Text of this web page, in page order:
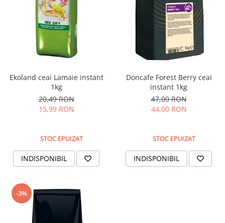
Ekoland ceai Lamaie instant
1kg
20,49 RON
15,99 RON
STOC EPUIZAT
INDISPONIBIL
Doncafe Forest Berry ceai
instant 1kg
47,00 RON
44,00 RON
STOC EPUIZAT
INDISPONIBIL
-3%